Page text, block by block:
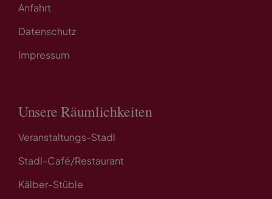
Anfahrt
Datenschutz
Impressum
Unsere Räumlichkeiten
Veranstaltungs-Stadl
Stadl-Café/Restaurant
Kälber-Stüble